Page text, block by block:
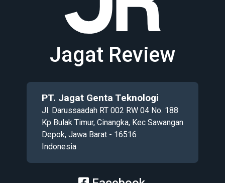
Jagat Review
PT. Jagat Genta Teknologi
Jl. Darussaadah RT 002 RW 04 No. 188
Kp Bulak Timur, Cinangka, Kec Sawangan
Depok, Jawa Barat - 16516
Indonesia